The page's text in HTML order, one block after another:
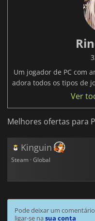
Um jogador de PC com
adora todos os tipos de
Ver
Melhores ofertas para
Kinguin
Steam · Global
Pode deixar um
ligar-se nasua conta